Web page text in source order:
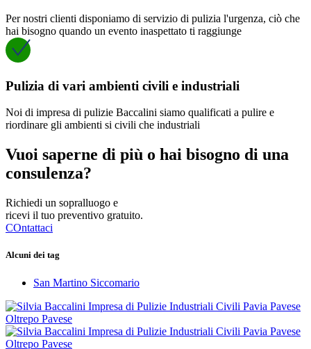
Per nostri clienti disponiamo di servizio di pulizia l'urgenza, ciò che
hai bisogno quando un evento inaspettato ti raggiunge
Pulizia di vari ambienti civili e industriali
Noi di impresa di pulizie Baccalini siamo qualificati a pulire e
riordinare gli ambienti si civili che industriali
Vuoi saperne di più o hai bisogno di una
consulenza?
Richiedi un sopralluogo e
ricevi il tuo preventivo gratuito.
COntattaci
Alcuni dei tag
San Martino Siccomario